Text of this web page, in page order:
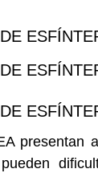
presentan